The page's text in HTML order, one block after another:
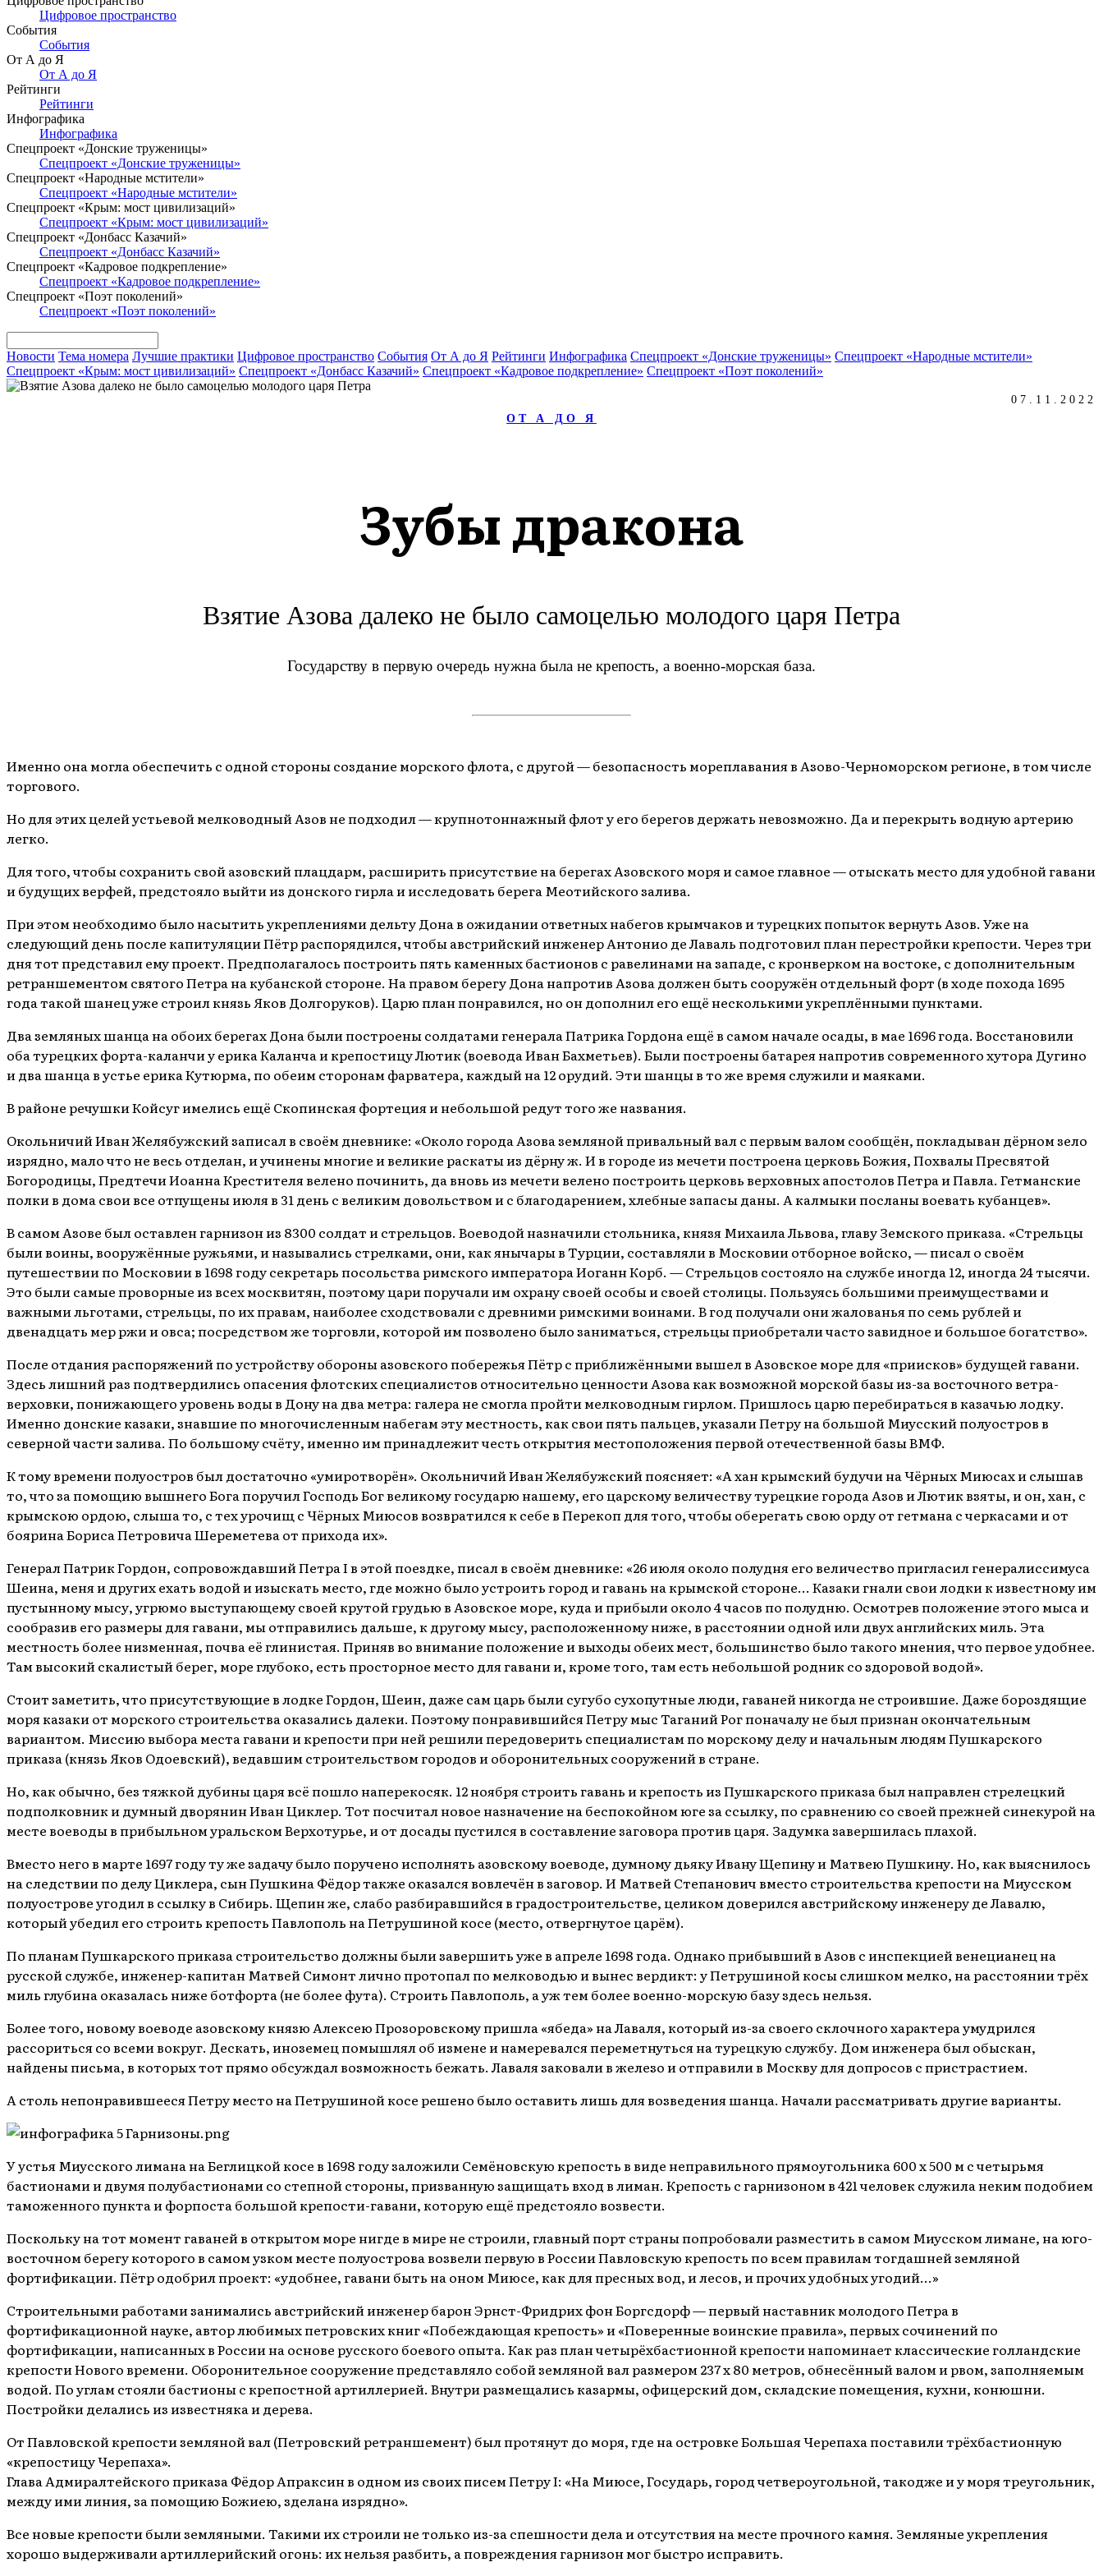
Цифровое пространство
События
События
От А до Я
От А до Я
Рейтинги
Рейтинги
Инфографика
Инфографика
Спецпроект «Донские труженицы»
Спецпроект «Донские труженицы»
Спецпроект «Народные мстители»
Спецпроект «Народные мстители»
Спецпроект «Крым: мост цивилизаций»
Спецпроект «Крым: мост цивилизаций»
Спецпроект «Донбасс Казачий»
Спецпроект «Донбасс Казачий»
Спецпроект «Кадровое подкрепление»
Спецпроект «Кадровое подкрепление»
Спецпроект «Поэт поколений»
Спецпроект «Поэт поколений»
Новости Тема номера Лучшие практики Цифровое пространство События От А до Я Рейтинги Инфографика Спецпроект «Донские труженицы» Спецпроект «Народные мстители»
Спецпроект «Крым: мост цивилизаций» Спецпроект «Донбасс Казачий» Спецпроект «Кадровое подкрепление» Спецпроект «Поэт поколений»
ОТ А ДО Я
07.11.2022
Зубы дракона
Взятие Азова далеко не было самоцелью молодого царя Петра
Государству в первую очередь нужна была не крепость, а военно-морская база.
Именно она могла обеспечить с одной стороны создание морского флота, с другой — безопасность мореплавания в Азово-Черноморском регионе, в том числе
торгового.
Но для этих целей устьевой мелководный Азов не подходил — крупнотоннажный флот у его берегов держать невозможно. Да и перекрыть водную артерию
легко.
Для того, чтобы сохранить свой азовский плацдарм, расширить присутствие на берегах Азовского моря и самое главное — отыскать место для удобной гавани
и будущих верфей, предстояло выйти из донского гирла и исследовать берега Меотийского залива.
При этом необходимо было насытить укреплениями дельту Дона в ожидании ответных набегов крымчаков и турецких попыток вернуть Азов. Уже на
следующий день после капитуляции Пётр распорядился, чтобы австрийский инженер Антонио де Лаваль подготовил план перестройки крепости. Через три
дня тот представил ему проект. Предполагалось построить пять каменных бастионов с равелинами на западе, с кронверком на востоке, с дополнительным
ретраншементом святого Петра на кубанской стороне. На правом берегу Дона напротив Азова должен быть сооружён отдельный форт (в ходе похода 1695
года такой шанец уже строил князь Яков Долгоруков). Царю план понравился, но он дополнил его ещё несколькими укреплёнными пунктами.
Два земляных шанца на обоих берегах Дона были построены солдатами генерала Патрика Гордона ещё в самом начале осады, в мае 1696 года. Восстановили
оба турецких форта-каланчи у ерика Каланча и крепостицу Лютик (воевода Иван Бахметьев). Были построены батарея напротив современного хутора Дугино
и два шанца в устье ерика Кутюрма, по обеим сторонам фарватера, каждый на 12 орудий. Эти шанцы в то же время служили и маяками.
В районе речушки Койсуг имелись ещё Скопинская фортеция и небольшой редут того же названия.
Окольничий Иван Желябужский записал в своём дневнике: «Около города Азова земляной привальный вал с первым валом сообщён, покладыван дёрном зело
изрядно, мало что не весь отделан, и учинены многие и великие раскаты из дёрну ж. И в городе из мечети построена церковь Божия, Похвалы Пресвятой
Богородицы, Предтечи Иоанна Крестителя велено починить, да вновь из мечети велено построить церковь верховных апостолов Петра и Павла. Гетманские
полки в дома свои все отпущены июля в 31 день с великим довольством и с благодарением, хлебные запасы даны. А калмыки посланы воевать кубанцев».
В самом Азове был оставлен гарнизон из 8300 солдат и стрельцов. Воеводой назначили стольника, князя Михаила Львова, главу Земского приказа. «Стрельцы
были воины, вооружённые ружьями, и назывались стрелками, они, как янычары в Турции, составляли в Московии отборное войско, — писал о своём
путешествии по Московии в 1698 году секретарь посольства римского императора Иоганн Корб. — Стрельцов состояло на службе иногда 12, иногда 24 тысячи.
Это были самые проворные из всех москвитян, поэтому цари поручали им охрану своей особы и своей столицы. Пользуясь большими преимуществами и
важными льготами, стрельцы, по их правам, наиболее сходствовали с древними римскими воинами. В год получали они жалованья по семь рублей и
двенадцать мер ржи и овса; посредством же торговли, которой им позволено было заниматься, стрельцы приобретали часто завидное и большое богатство».
После отдания распоряжений по устройству обороны азовского побережья Пётр с приближёнными вышел в Азовское море для «приисков» будущей гавани.
Здесь лишний раз подтвердились опасения флотских специалистов относительно ценности Азова как возможной морской базы из-за восточного ветра-
верховки, понижающего уровень воды в Дону на два метра: галера не смогла пройти мелководным гирлом. Пришлось царю перебираться в казачью лодку.
Именно донские казаки, знавшие по многочисленным набегам эту местность, как свои пять пальцев, указали Петру на большой Миусский полуостров в
северной части залива. По большому счёту, именно им принадлежит честь открытия местоположения первой отечественной базы ВМФ.
К тому времени полуостров был достаточно «умиротворён». Окольничий Иван Желябужский поясняет: «А хан крымский будучи на Чёрных Миюсах и слышав
то, что за помощию вышнего Бога поручил Господь Бог великому государю нашему, его царскому величеству турецкие города Азов и Лютик взяты, и он, хан, с
крымскою ордою, слыша то, с тех урочищ с Чёрных Миюсов возвратился к себе в Перекоп для того, чтобы оберегать свою орду от гетмана с черкасами и от
боярина Бориса Петровича Шереметева от прихода их».
Генерал Патрик Гордон, сопровождавший Петра I в этой поездке, писал в своём дневнике: «26 июля около полудня его величество пригласил генералиссимуса
Шеина, меня и других ехать водой и изыскать место, где можно было устроить город и гавань на крымской стороне... Казаки гнали свои лодки к известному им
пустынному мысу, угрюмо выступающему своей крутой грудью в Азовское море, куда и прибыли около 4 часов по полудню. Осмотрев положение этого мыса и
сообразив его размеры для гавани, мы отправились дальше, к другому мысу, расположенному ниже, в расстоянии одной или двух английских миль. Эта
местность более низменная, почва её глинистая. Приняв во внимание положение и выходы обеих мест, большинство было такого мнения, что первое удобнее.
Там высокий скалистый берег, море глубоко, есть просторное место для гавани и, кроме того, там есть небольшой родник со здоровой водой».
Стоит заметить, что присутствующие в лодке Гордон, Шеин, даже сам царь были сугубо сухопутные люди, гаваней никогда не строившие. Даже бороздящие
моря казаки от морского строительства оказались далеки. Поэтому понравившийся Петру мыс Таганий Рог поначалу не был признан окончательным
вариантом. Миссию выбора места гавани и крепости при ней решили передоверить специалистам по морскому делу и начальным людям Пушкарского
приказа (князь Яков Одоевский), ведавшим строительством городов и оборонительных сооружений в стране.
Но, как обычно, без тяжкой дубины царя всё пошло наперекосяк. 12 ноября строить гавань и крепость из Пушкарского приказа был направлен стрелецкий
подполковник и думный дворянин Иван Циклер. Тот посчитал новое назначение на беспокойном юге за ссылку, по сравнению со своей прежней синекурой на
месте воеводы в прибыльном уральском Верхотурье, и от досады пустился в составление заговора против царя. Задумка завершилась плахой.
Вместо него в марте 1697 году ту же задачу было поручено исполнять азовскому воеводе, думному дьяку Ивану Щепину и Матвею Пушкину. Но, как выяснилось
на следствии по делу Циклера, сын Пушкина Фёдор также оказался вовлечён в заговор. И Матвей Степанович вместо строительства крепости на Миусском
полуострове угодил в ссылку в Сибирь. Щепин же, слабо разбиравшийся в градостроительстве, целиком доверился австрийскому инженеру де Лавалю,
который убедил его строить крепость Павлополь на Петрушиной косе (место, отвергнутое царём).
По планам Пушкарского приказа строительство должны были завершить уже в апреле 1698 года. Однако прибывший в Азов с инспекцией венецианец на
русской службе, инженер-капитан Матвей Симонт лично протопал по мелководью и вынес вердикт: у Петрушиной косы слишком мелко, на расстоянии трёх
миль глубина оказалась ниже ботфорта (не более фута). Строить Павлополь, а уж тем более военно-морскую базу здесь нельзя.
Более того, новому воеводе азовскому князю Алексею Прозоровскому пришла «ябеда» на Лаваля, который из-за своего склочного характера умудрился
рассориться со всеми вокруг. Дескать, иноземец помышлял об измене и намеревался переметнуться на турецкую службу. Дом инженера был обыскан,
найдены письма, в которых тот прямо обсуждал возможность бежать. Лаваля заковали в железо и отправили в Москву для допросов с пристрастием.
А столь непонравившееся Петру место на Петрушиной косе решено было оставить лишь для возведения шанца. Начали рассматривать другие варианты.
У устья Миусского лимана на Беглицкой косе в 1698 году заложили Семёновскую крепость в виде неправильного прямоугольника 600 х 500 м с четырьмя
бастионами и двумя полубастионами со степной стороны, призванную защищать вход в лиман. Крепость с гарнизоном в 421 человек служила неким подобием
таможенного пункта и форпоста большой крепости-гавани, которую ещё предстояло возвести.
Поскольку на тот момент гаваней в открытом море нигде в мире не строили, главный порт страны попробовали разместить в самом Миусском лимане, на юго-
восточном берегу которого в самом узком месте полуострова возвели первую в России Павловскую крепость по всем правилам тогдашней земляной
фортификации. Пётр одобрил проект: «удобнее, гавани быть на оном Миюсе, как для пресных вод, и лесов, и прочих удобных угодий...»
Строительными работами занимались австрийский инженер барон Эрнст-Фридрих фон Боргсдорф — первый наставник молодого Петра в
фортификационной науке, автор любимых петровских книг «Побеждающая крепость» и «Поверенные воинские правила», первых сочинений по
фортификации, написанных в России на основе русского боевого опыта. Как раз план четырёхбастионной крепости напоминает классические голландские
крепости Нового времени. Оборонительное сооружение представляло собой земляной вал размером 237 x 80 метров, обнесённый валом и рвом, заполняемым
водой. По углам стояли бастионы с крепостной артиллерией. Внутри размещались казармы, офицерский дом, складские помещения, кухни, конюшни.
Постройки делались из известняка и дерева.
От Павловской крепости земляной вал (Петровский ретраншемент) был протянут до моря, где на островке Большая Черепаха поставили трёхбастионную
«крепостицу Черепаха».
Глава Адмиралтейского приказа Фёдор Апраксин в одном из своих писем Петру I: «На Миюсе, Государь, город четвероугольной, такодже и у моря треугольник,
между ими линия, за помощию Божиею, зделана изрядно».
Все новые крепости были земляными. Такими их строили не только из-за спешности дела и отсутствия на месте прочного камня. Земляные укрепления
хорошо выдерживали артиллерийский огонь: их нельзя разбить, а повреждения гарнизон мог быстро исправить.